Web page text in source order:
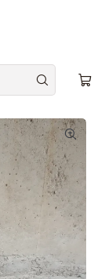
detalle.
Cleopatra Heels